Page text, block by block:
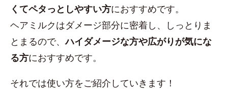
くてペタっとしやすい方におすすめです。
ヘアミルクはダメージ部分に密着し、しっとりま
とまるので、ハイダメージな方や広がりが気にな
る方におすすめです。
それでは使い方をご紹介していきます！